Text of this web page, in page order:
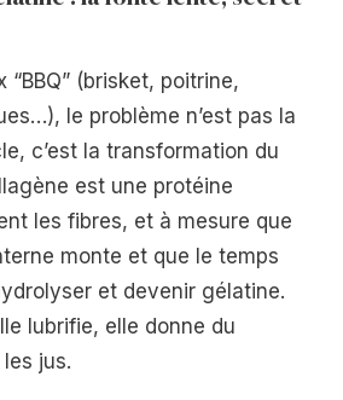
“BBQ” (brisket, poitrine,
le problème n’est pas la
c’est la transformation du
est une protéine
les fibres, et à mesure que
monte et que le temps
et devenir gélatine.
lubrifie, elle donne du
jus.